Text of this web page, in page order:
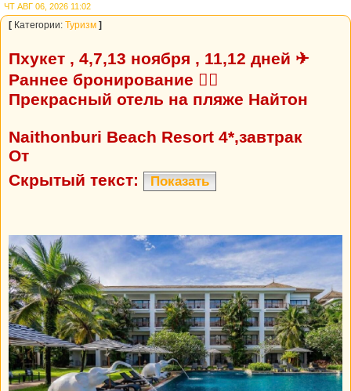
ЧТ АВГ 06, 2026 11:02
[ Категории: Туризм ]
Пхукет , 4,7,13 ноября , 11,12 дней ✈
Раннее бронирование 👍🏼
Прекрасный отель на пляже Найтон
Naithonburi Beach Resort 4*,завтрак
От
Скрытый текст:
Показать